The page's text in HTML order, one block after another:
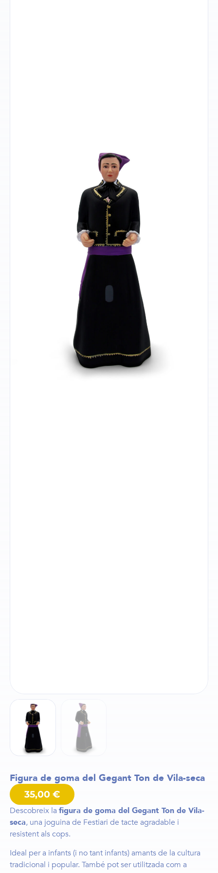
Figura de goma del Gegant Ton de Vila-seca
35,00 €
Descobreix la figura de goma del Gegant Ton de Vila-
seca, una joguina de Festiari de tacte agradable i
resistent als cops.
Ideal per a infants (i no tant infants) amants de la cultura
tradicional i popular. També pot ser utilitzada com a